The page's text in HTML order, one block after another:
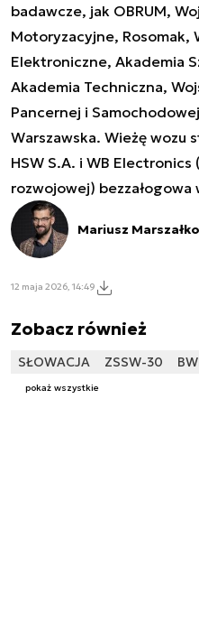
badawcze, jak OBRUM,
Motoryzacyjne, Rosomak,
Elektroniczne, Akademia
Akademia Techniczna,
Pancernej i
Warszawska. Wieżę wozu
HSW S.A. i WB Electronics
rozwojowej) bezzałogowa
Mariusz
12 maja 2026, 14:49
Zobacz również
SŁOWACJA ZSSW-30
pokaż wszystkie